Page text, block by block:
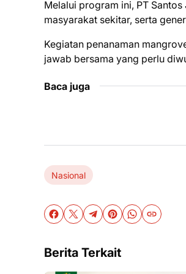
Melalui program ini, PT
masyarakat sekitar, serta
Kegiatan penanaman
jawab bersama yang perlu
Baca juga
Nasional
Berita Terkait